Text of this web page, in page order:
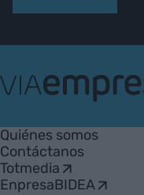
Empresa
Quiénes somos
Contáctanos
Totmedia
EnpresaBIDEA